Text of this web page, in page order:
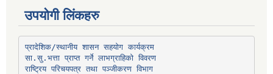
उपयोगी लिंकहरु
प्रादेशिक/स्थानीय शासन सहयोग कार्यक्रम
सा.सु.भत्ता प्राप्त गर्ने लाभग्राहिको विवरण
राष्ट्रिय परिचयपत्र तथा पञ्‍जीकरण विभाग